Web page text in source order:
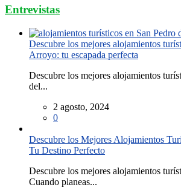
Entrevistas
Descubre los mejores alojamientos
Arroyo: tu escapada perfecta
Descubre los mejores alojamientos
del...
2 agosto, 2024
0
Descubre los Mejores Alojamientos
Tu Destino Perfecto
Descubre los mejores alojamientos
Cuando planeas...